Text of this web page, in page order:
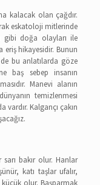
kalacak olan çağdır.
eskatoloji mitlerinde
gibi doğa olayları ile
eriş hikayesidir. Bunun
bu anlatılarda göze
baş sebep insanın
Manevi alanın
temizlenmesi
vardır. Kalgançı çakın
bakır olur. Hanlar
katı taşlar ufalır,
küçük olur. Başparmak